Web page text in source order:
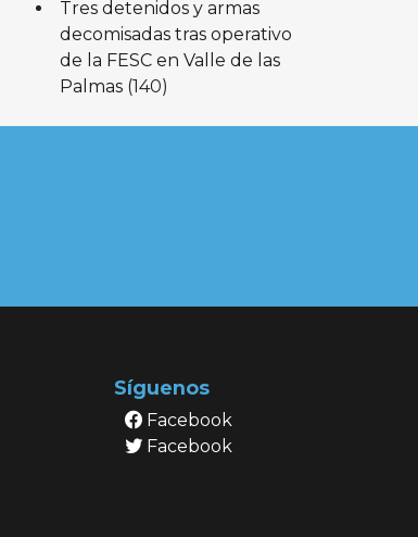
Tres detenidos y armas
decomisadas tras operativo
de la FESC en Valle de las
Palmas (140)
Síguenos
Facebook
Facebook